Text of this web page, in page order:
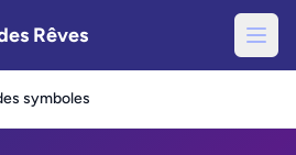
Rêves
symboles